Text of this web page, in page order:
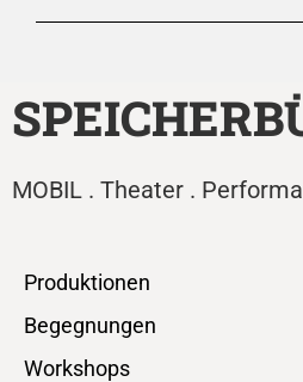
MOBIL . Theater .
Produktionen
Begegnungen
Workshops